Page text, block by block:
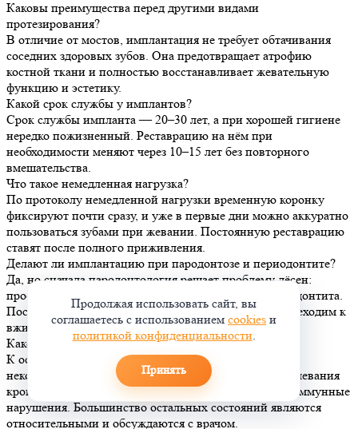
Каковы преимущества перед другими видами
протезирования?
В отличие от мостов, имплантация не требует обтачивания
соседних здоровых зубов. Она предотвращает атрофию
костной ткани и полностью восстанавливает жевательную
функцию и эстетику.
Какой срок службы у имплантов?
Срок службы импланта — 20–30 лет, а при хорошей гигиене
нередко пожизненный. Реставрацию на нём при
необходимости меняют через 10–15 лет без повторного
вмешательства.
Что такое немедленная нагрузка?
По протоколу немедленной нагрузки временную коронку
фиксируют почти сразу, и уже в первые дни можно аккуратно
пользоваться зубами при жевании. Постоянную реставрацию
ставят после полного приживления.
Делают ли имплантацию при пародонтозе и периодонтите?
Да, но сначала пародонтология решает проблему дёсен:
профессиональная гигиена, кюретаж, лечение периодонтита.
После того как воспаление мягких тканей снято, переходим к
вживлению импланта.
Каковы противопоказания к имплантации?
К основным противопоказаниям относятся:
неконтролируемый сахарный диабет, серьезные заболевания
крови, онкология в активной фазе и некоторые аутоиммунные
нарушения. Большинство остальных состояний являются
относительными и обсуждаются с врачом.
Продолжая использовать сайт, вы
соглашаетесь с использованием cookies и
политикой конфиденциальности.
Принять